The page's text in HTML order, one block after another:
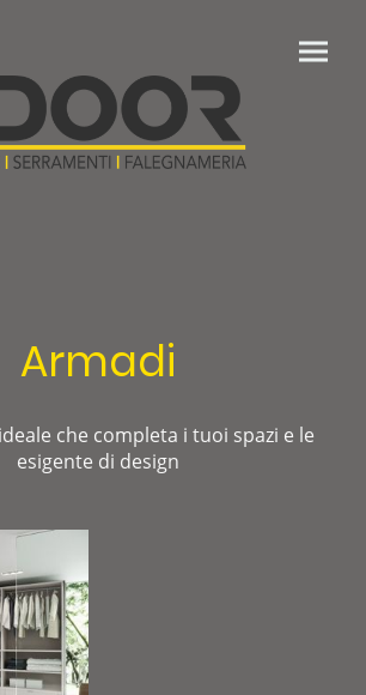
Armadi
che completa i tuoi spazi e le
esigente di design